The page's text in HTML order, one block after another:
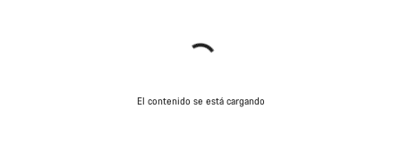
El contenido se está cargando